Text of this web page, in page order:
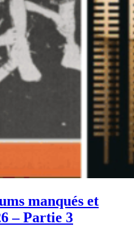
manqués et
– Partie 3